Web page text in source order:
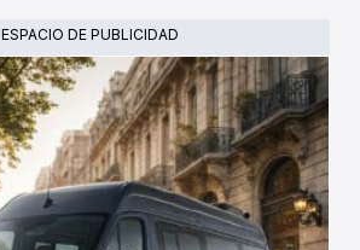
ESPACIO DE PUBLICIDAD